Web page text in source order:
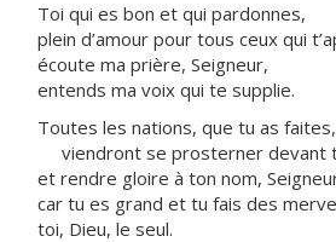
Toi qui es bon et qui pardonnes,
plein d’amour pour tous ceux qui
écoute ma prière, Seigneur,
entends ma voix qui te supplie.
Toutes les nations, que tu as faites,
viendront se prosterner devant
et rendre gloire à ton nom,
car tu es grand et tu fais des
toi, Dieu, le seul.